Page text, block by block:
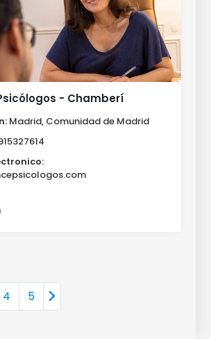
- Chamberí
Madrid, Comunidad de Madrid
4 5